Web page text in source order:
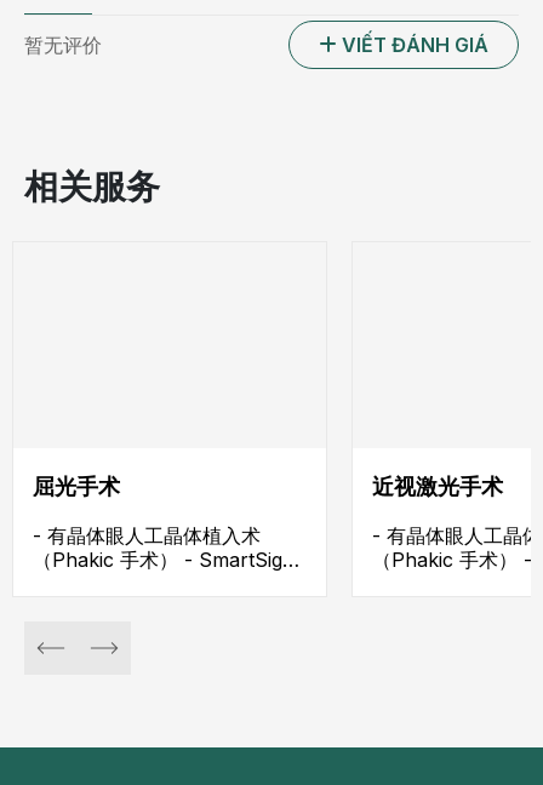
暂无评价 VIẾT ĐÁNH GIÁ
相关服务
屈光手术
- 有晶体眼人工晶体植入术
（Phakic 手术） - SmartSight
固）
近视激光手术
- 有晶体眼人工晶
（Phakic 手术）